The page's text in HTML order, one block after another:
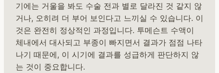
기에는 거울을 봐도 수술 전과 별로 달라진 것 같지 않
거나, 오히려 더 부어 보인다고 느끼실 수 있습니다. 이
것은 완전히 정상적인 과정입니다. 투메슨트 수액이
체내에서 대사되고 부종이 빠지면서 결과가 점점 나타
나기 때문에, 이 시기에 결과를 성급하게 판단하지 않
는 것이 중요합니다.